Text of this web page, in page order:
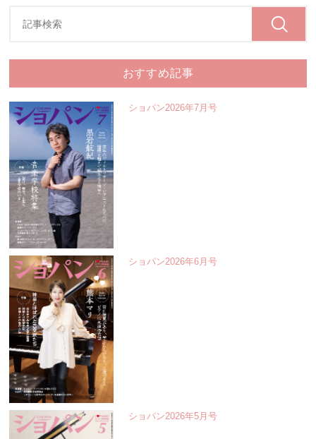
おすすめ記事
ショパン2026年7月号
ショパン2026年6月号
ショパン2026年5月号